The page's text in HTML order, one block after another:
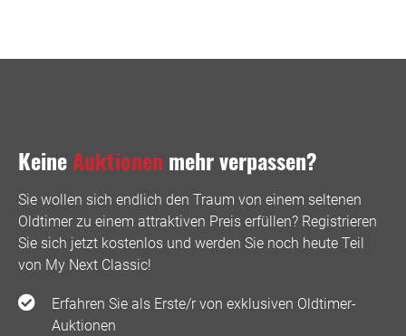
KeineAuktionen mehr verpassen?
Sie wollen sich endlich den Traum von einem seltenen
Oldtimer zu einem attraktiven Preis erfüllen? Registrieren
Sie sich jetzt kostenlos und werden Sie noch heute Teil
von My Next Classic! ️
Erfahren Sie als Erste/r von exklusiven Oldtimer-
Auktionen